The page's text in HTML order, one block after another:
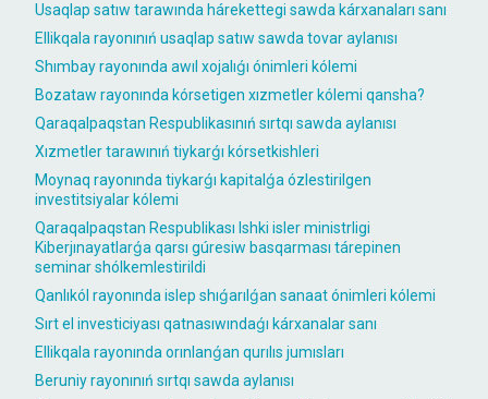
Usaqlap satıw tarawında hárekettegi sawda kárxanaları sanı
Ellikqala rayonınıń usaqlap satıw sawda tovar aylanısı
Shımbay rayonında awıl xojalıǵı ónimleri kólemi
Bozataw rayonında kórsetigen xızmetler kólemi qansha?
Qaraqalpaqstan Respublikasınıń sırtqı sawda aylanısı
Xızmetler tarawınıń tiykarǵı kórsetkishleri
Moynaq rayonında tiykarǵı kapitalǵa ózlestirilgen
investitsiyalar kólemi
Qaraqalpaqstan Respublikası Ishki isler ministrligi
Kiberjınayatlarǵa qarsı gúresiw basqarması tárepinen
seminar shólkemlestirildi
Qanlıkól rayonında islep shıǵarılǵan sanaat ónimleri kólemi
Sırt el investiciyası qatnasıwındaǵı kárxanalar sanı
Ellikqala rayonında orınlanǵan qurılıs jumısları
Beruniy rayonınıń sırtqı sawda aylanısı